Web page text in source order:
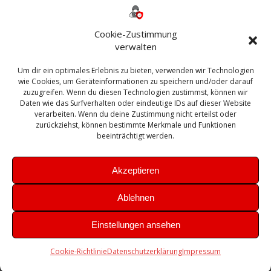
Cookie-Zustimmung
verwalten
Um dir ein optimales Erlebnis zu bieten, verwenden wir Technologien
wie Cookies, um Geräteinformationen zu speichern und/oder darauf
zuzugreifen. Wenn du diesen Technologien zustimmst, können wir
Daten wie das Surfverhalten oder eindeutige IDs auf dieser Website
verarbeiten. Wenn du deine Zustimmung nicht erteilst oder
zurückziehst, können bestimmte Merkmale und Funktionen
beeinträchtigt werden.
Akzeptieren
Ablehnen
Einstellungen ansehen
Cookie-RichtlinieDatenschutzerklärungImpressum
Bautagebuch
Exchange firewall Fritzbox
Microsoft
Sanierung SBS Security Server Sicherheit
Sicherung SIEM Sophos SSL Ubuntu
Update Upgrade UTM VCenter VCSA Veeam
VMWare VPN WAZUH Windows
Zertifikat
Theme